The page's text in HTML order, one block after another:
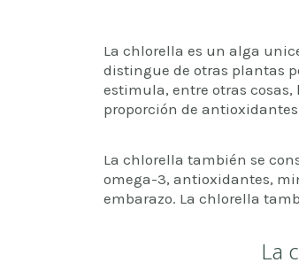
La chlorella es un alga
distingue de otras plantas
estimula, entre otras
proporción de
La chlorella también se
omega-3, antioxidantes,
embarazo. La chlorella
La